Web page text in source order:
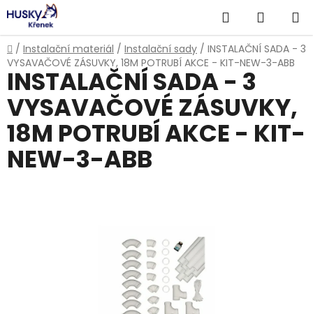
Přejít
na
obsah
Hledat
KOŠÍK
Domů
/ Instalační materiál / Instalační sady / INSTALAČNÍ SADA - 3
VYSAVAČOVÉ ZÁSUVKY, 18M POTRUBÍ AKCE - KIT-NEW-3-ABB
INSTALAČNÍ SADA - 3
VYSAVAČOVÉ ZÁSUVKY,
18M POTRUBÍ AKCE - KIT-
NEW-3-ABB